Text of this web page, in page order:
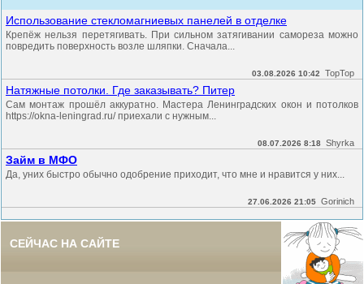
Использование стекломагниевых панелей в отделке
Крепёж нельзя перетягивать. При сильном затягивании самореза можно
повредить поверхность возле шляпки. Сначала...
03.08.2026 10:42 TopTop
Натяжные потолки. Где заказывать? Питер
Сам монтаж прошёл аккуратно. Мастера Ленинградских окон и потолков
https://okna-leningrad.ru/ приехали с нужным...
08.07.2026 8:18 Shyrka
Займ в МФО
Да, уних быстро обычно одобрение приходит, что мне и нравится у них...
27.06.2026 21:05 Gorinich
СЕЙЧАС НА САЙТЕ